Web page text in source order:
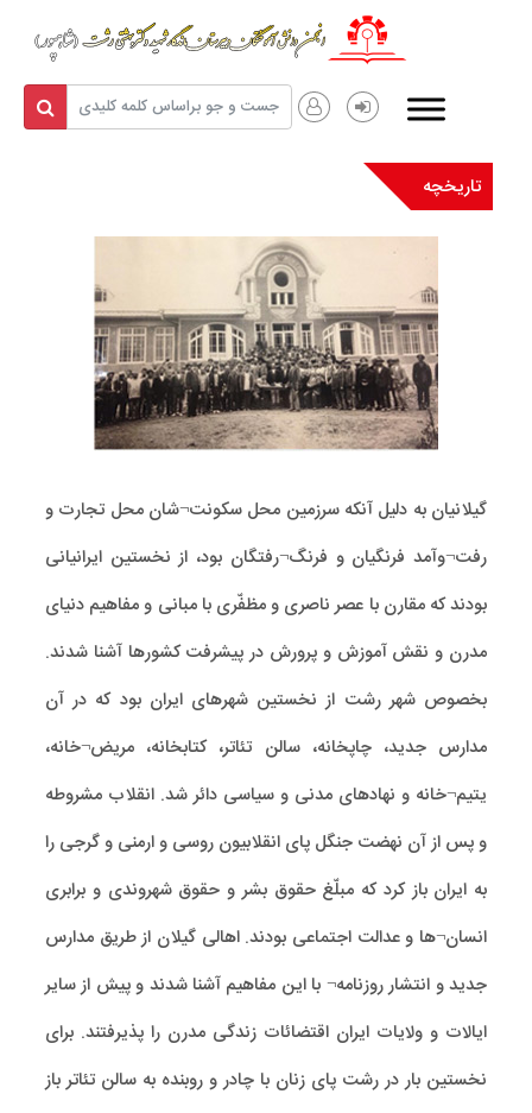
تاریخچه
گیلانیان به دلیل آنکه سرزمین محل سکونت¬شان محل تجارت و
رفت¬وآمد فرنگیان و فرنگ¬رفتگان بود، از نخستین ایرانیانی
بودند که مقارن با عصر ناصری و مظفّری با مبانی و مفاهیم دنیای
مدرن و نقش آموزش و پرورش در پیشرفت کشورها آشنا شدند.
بخصوص شهر رشت از نخستین شهرهای ایران بود که در آن
مدارس جدید، چاپخانه، سالن تئاتر، کتابخانه، مریض¬خانه،
یتیم¬خانه و نهادهای مدنی و سیاسی دائر شد. انقلاب مشروطه
و پس از آن نهضت جنگل پای انقلابیون روسی و ارمنی و گرجی را
به ایران باز کرد که مبلّغ حقوق بشر و حقوق شهروندی و برابری
انسان¬ها و عدالت اجتماعی بودند. اهالی گیلان از طریق مدارس
جدید و انتشار روزنامه¬ با این مفاهیم آشنا شدند و پیش از سایر
ایالات و ولایات ایران اقتضائات زندگی مدرن را پذیرفتند. برای
نخستین بار در رشت پای زنان با چادر و روبنده به سالن تئاتر باز